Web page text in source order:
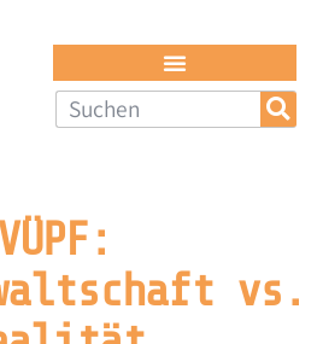
VÜPF:
vs.